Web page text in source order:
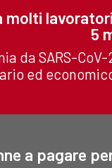
molti
5
da SARS-
ed
a pagare